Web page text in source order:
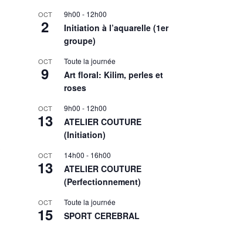
OCT
2
9h00 - 12h00
Initiation à l’aquarelle (1er
groupe)
OCT
9
Toute la journée
Art floral: Kilim, perles et
roses
OCT
13
9h00 - 12h00
ATELIER COUTURE
(Initiation)
OCT
13
14h00 - 16h00
ATELIER COUTURE
(Perfectionnement)
OCT
15
Toute la journée
SPORT CEREBRAL